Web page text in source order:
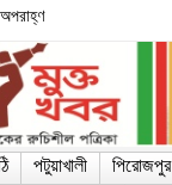
পটুয়াখালী পিরোজপুর